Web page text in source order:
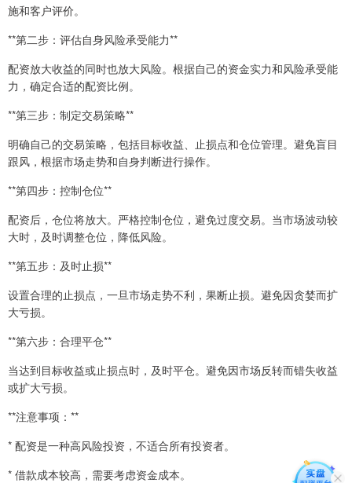
施和客户评价。
**第二步：评估自身风险承受能力**
配资放大收益的同时也放大风险。根据自己的资金实力和风险承受能
力，确定合适的配资比例。
**第三步：制定交易策略**
明确自己的交易策略，包括目标收益、止损点和仓位管理。避免盲目
跟风，根据市场走势和自身判断进行操作。
**第四步：控制仓位**
配资后，仓位将放大。严格控制仓位，避免过度交易。当市场波动较
大时，及时调整仓位，降低风险。
**第五步：及时止损**
设置合理的止损点，一旦市场走势不利，果断止损。避免因贪婪而扩
大亏损。
**第六步：合理平仓**
当达到目标收益或止损点时，及时平仓。避免因市场反转而错失收益
或扩大亏损。
**注意事项：**
* 配资是一种高风险投资，不适合所有投资者。
* 借款成本较高，需要考虑资金成本。